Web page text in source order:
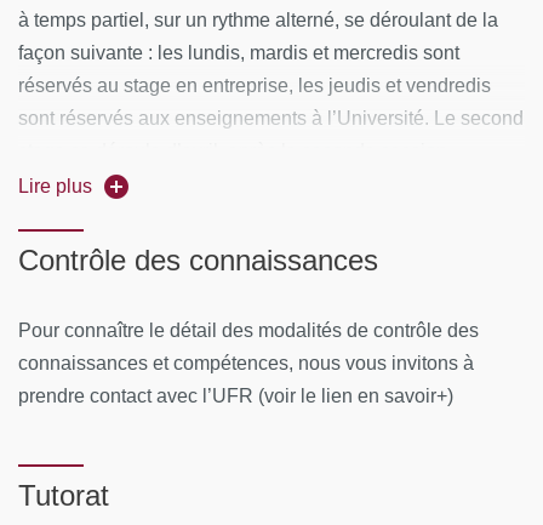
à temps partiel, sur un rythme alterné, se déroulant de la
façon suivante : les lundis, mardis et mercredis sont
réservés au stage en entreprise, les jeudis et vendredis
sont réservés aux enseignements à l’Université. Le second
d’examens, jusqu’à septembre. Il s’agit d’un stage à temps
Un projet tutoré doit être réalisé par les étudiants au cours
enseignant universitaire ainsi que par un professionnel
(tuteur de stage, professionnel intervenant au sein de la
licence) et doit être présenté et soutenu au mois de
la licence.
Lire plus
Contrôle des connaissances
Pour connaître le détail des modalités de contrôle des
connaissances et compétences, nous vous invitons à
prendre contact avec l’UFR (voir le lien en savoir+)
Tutorat